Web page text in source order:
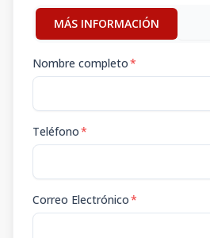
MÁS INFORMACIÓN
Nombre completo*
Teléfono*
Correo Electrónico*